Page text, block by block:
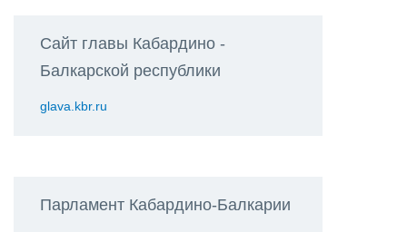
Сайт главы Кабардино -
Балкарской республики
glava.kbr.ru
Парламент Кабардино-Балкарии